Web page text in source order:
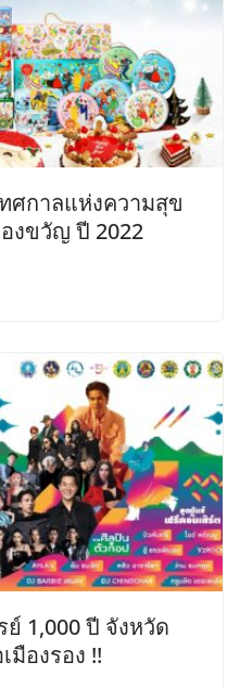
ศกาลแห่งความสุข
งขวัญ ปี 2022
1,000 ปี จังหวัด
มืองรอง !!